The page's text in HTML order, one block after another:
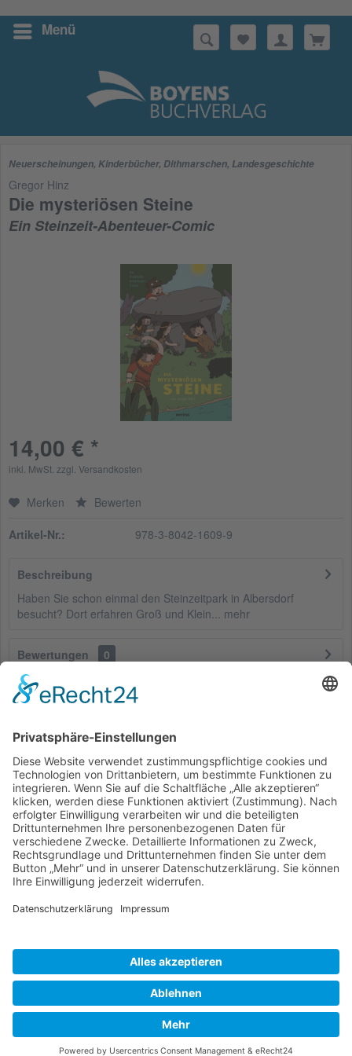
Menü
Suchen
Neuerscheinungen, Kinderbücher, Dithmarschen, Landesgeschichte
Gregor Hinz
Die mysteriösen Steine
Ein Steinzeit-Abenteuer-Comic
14,00 € *
inkl. MwSt. zzgl. Versandkosten
Merken Bewerten
Artikel-Nr.: 978-3-8042-1609-9
Beschreibung
Haben Sie schon einmal den Steinzeitpark in Albersdorf
besucht? Dort erfahren Groß und Klein... mehr
Bewertungen
0
Bewertungen lesen, schreiben und diskutieren...
Service Hotline
Shop Service
Informationen
* Alle Preise inkl. gesetzl. Mehrwertsteuer zzgl.Versandkostenund ggf.
Nachnahmegebühren, wenn nicht anders beschrieben
Bestellung Downloads
Widerrufsbelehrung Datenschutz
Impressum
Realisiert mit Shopware